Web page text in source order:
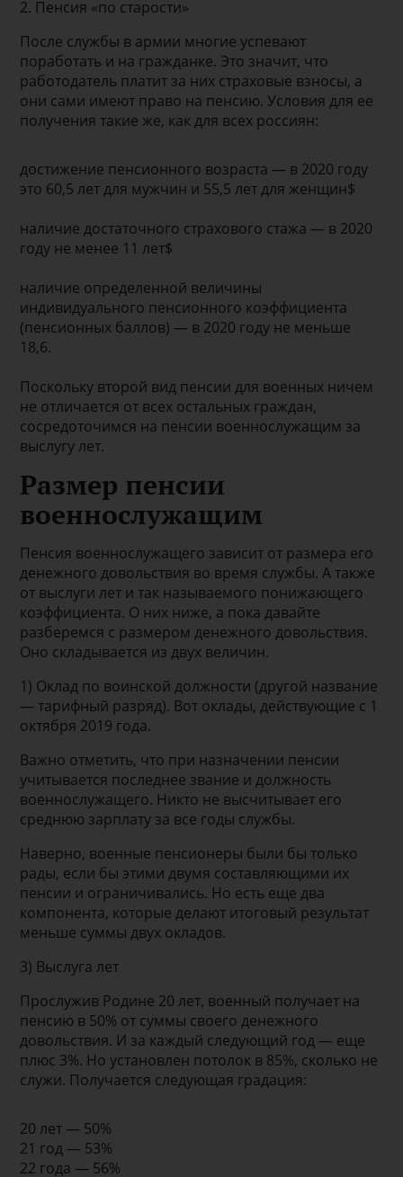
2. Пенсия «по старости»
После службы в армии многие успевают
поработать и на гражданке. Это значит, что
работодатель платит за них страховые взносы, а
они сами имеют право на пенсию. Условия для ее
получения такие же, как для всех россиян:
достижение пенсионного возраста — в 2020 году
это 60,5 лет для мужчин и 55,5 лет для женщин$
наличие достаточного страхового стажа — в 2020
году не менее 11 лет$
наличие определенной величины
индивидуального пенсионного коэффициента
(пенсионных баллов) — в 2020 году не меньше
18,6.
Поскольку второй вид пенсии для военных ничем
не отличается от всех остальных граждан,
сосредоточимся на пенсии военнослужащим за
выслугу лет.
Размер пенсии
военнослужащим
Пенсия военнослужащего зависит от размера его
денежного довольствия во время службы. А также
от выслуги лет и так называемого понижающего
коэффициента. О них ниже, а пока давайте
разберемся с размером денежного довольствия.
Оно складывается из двух величин.
1) Оклад по воинской должности (другой название
— тарифный разряд). Вот оклады, действующие с 1
октября 2019 года.
Важно отметить, что при назначении пенсии
учитывается последнее звание и должность
военнослужащего. Никто не высчитывает его
среднюю зарплату за все годы службы.
Наверно, военные пенсионеры были бы только
рады, если бы этими двумя составляющими их
пенсии и ограничивались. Но есть еще два
компонента, которые делают итоговый результат
меньше суммы двух окладов.
3) Выслуга лет
Прослужив Родине 20 лет, военный получает на
пенсию в 50% от суммы своего денежного
довольствия. И за каждый следующий год — еще
плюс 3%. Но установлен потолок в 85%, сколько не
служи. Получается следующая градация:
20 лет — 50%
21 год — 53%
22 года — 56%